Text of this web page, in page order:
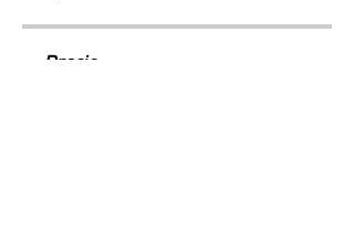
Precio